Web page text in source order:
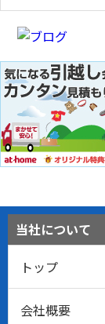
当社について
トップ
会社概要